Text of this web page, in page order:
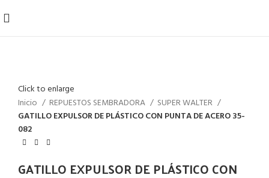
Click to enlarge
Inicio
REPUESTOS SEMBRADORA
SUPER WALTER
GATILLO EXPULSOR DE PLÁSTICO CON PUNTA DE ACERO 35-
082
GATILLO EXPULSOR DE PLÁSTICO CON